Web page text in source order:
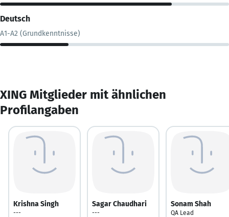
Deutsch
A1-A2 (Grundkenntnisse)
XING Mitglieder mit ähnlichen
Profilangaben
Krishna Singh
---
Sagar Chaudhari
---
Sonam Shah
QA Lead